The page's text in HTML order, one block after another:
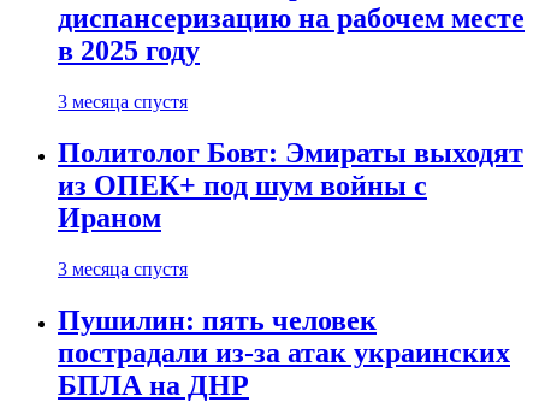
диспансеризацию на рабочем месте
в 2025 году
3 месяца спустя
Политолог Бовт: Эмираты выходят
из ОПЕК+ под шум войны с
Ираном
3 месяца спустя
Пушилин: пять человек
пострадали из-за атак украинских
БПЛА на ДНР